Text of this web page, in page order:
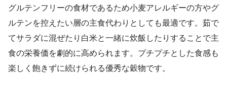
グルテンフリーの食材であるため小麦アレルギーの方やグ
ルテンを控えたい層の主食代わりとしても最適です。茹で
てサラダに混ぜたり白米と一緒に炊飯したりすることで主
食の栄養価を劇的に高められます。プチプチとした食感も
楽しく飽きずに続けられる優秀な穀物です。